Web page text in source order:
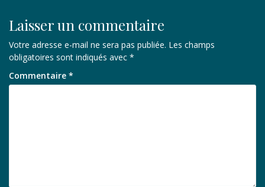
Laisser un commentaire
Votre adresse e-mail ne sera pas publiée. Les champs
obligatoires sont indiqués avec *
Commentaire *